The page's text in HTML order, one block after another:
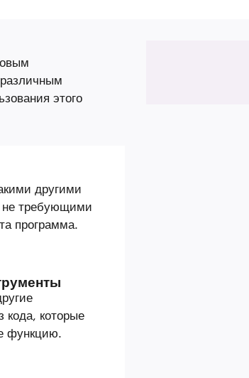
этого
другими
не требующими
программа.
кода, которые
функцию.